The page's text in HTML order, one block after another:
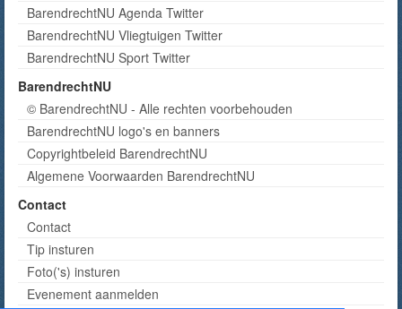
BarendrechtNU Agenda Twitter
BarendrechtNU Vliegtuigen Twitter
BarendrechtNU Sport Twitter
BarendrechtNU
© BarendrechtNU - Alle rechten voorbehouden
BarendrechtNU logo's en banners
Copyrightbeleid BarendrechtNU
Algemene Voorwaarden BarendrechtNU
Contact
Contact
Tip insturen
Foto('s) insturen
Evenement aanmelden